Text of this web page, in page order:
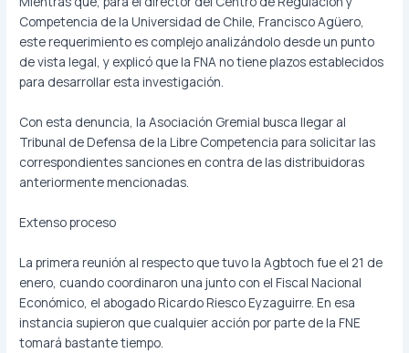
Competencia de la Universidad de Chile, Francisco Agüero,
este requerimiento es complejo analizándolo desde un punto
de vista legal, y explicó que la FNA no tiene plazos establecidos
para desarrollar esta investigación.
Con esta denuncia, la Asociación Gremial busca llegar al
Tribunal de Defensa de la Libre Competencia para solicitar las
correspondientes sanciones en contra de las distribuidoras
anteriormente mencionadas.
Extenso proceso
La primera reunión al respecto que tuvo la Agbtoch fue el 21 de
enero, cuando coordinaron una junto con el Fiscal Nacional
Económico, el abogado Ricardo Riesco Eyzaguirre. En esa
instancia supieron que cualquier acción por parte de la FNE
tomará bastante tiempo.